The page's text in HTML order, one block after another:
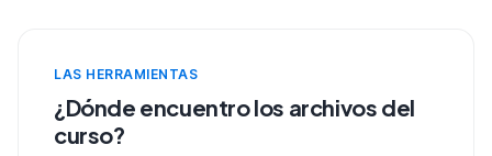
LAS HERRAMIENTAS
¿Dónde encuentro los archivos del
curso?